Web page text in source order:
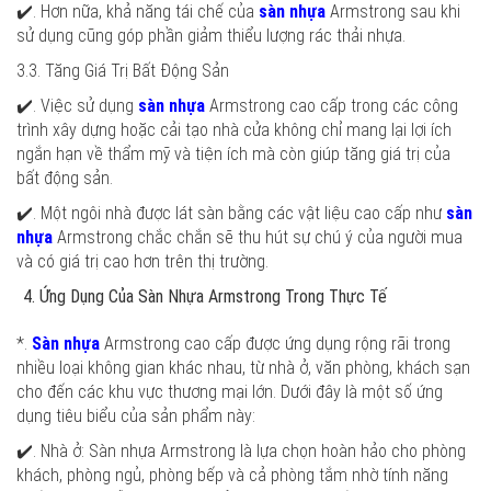
✔️. Hơn nữa, khả năng tái chế của sàn nhựa Armstrong sau khi
sử dụng cũng góp phần giảm thiểu lượng rác thải nhựa.
3.3. Tăng Giá Trị Bất Động Sản
✔️. Việc sử dụng sàn nhựa Armstrong cao cấp trong các công
trình xây dựng hoặc cải tạo nhà cửa không chỉ mang lại lợi ích
ngắn hạn về thẩm mỹ và tiện ích mà còn giúp tăng giá trị của
bất động sản.
✔️. Một ngôi nhà được lát sàn bằng các vật liệu cao cấp như sàn
nhựa Armstrong chắc chắn sẽ thu hút sự chú ý của người mua
và có giá trị cao hơn trên thị trường.
Ứng Dụng Của Sàn Nhựa Armstrong Trong Thực Tế
*. Sàn nhựa Armstrong cao cấp được ứng dụng rộng rãi trong
nhiều loại không gian khác nhau, từ nhà ở, văn phòng, khách sạn
cho đến các khu vực thương mại lớn. Dưới đây là một số ứng
dụng tiêu biểu của sản phẩm này:
✔️. Nhà ở: Sàn nhựa Armstrong là lựa chọn hoàn hảo cho phòng
khách, phòng ngủ, phòng bếp và cả phòng tắm nhờ tính năng